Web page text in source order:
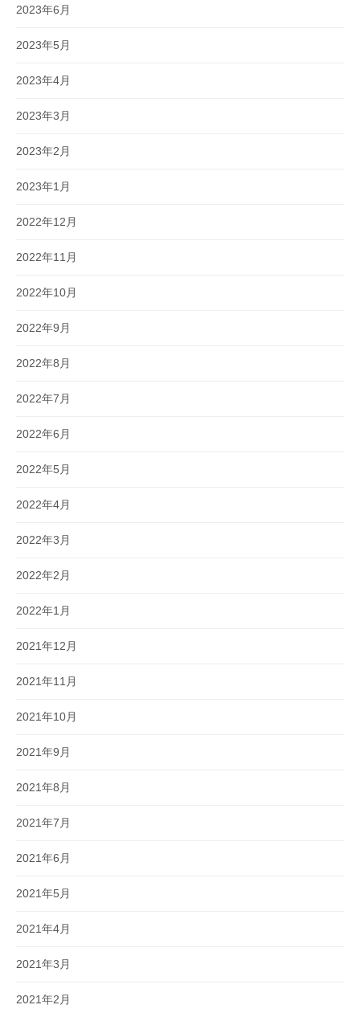
2023年6月
2023年5月
2023年4月
2023年3月
2023年2月
2023年1月
2022年12月
2022年11月
2022年10月
2022年9月
2022年8月
2022年7月
2022年6月
2022年5月
2022年4月
2022年3月
2022年2月
2022年1月
2021年12月
2021年11月
2021年10月
2021年9月
2021年8月
2021年7月
2021年6月
2021年5月
2021年4月
2021年3月
2021年2月